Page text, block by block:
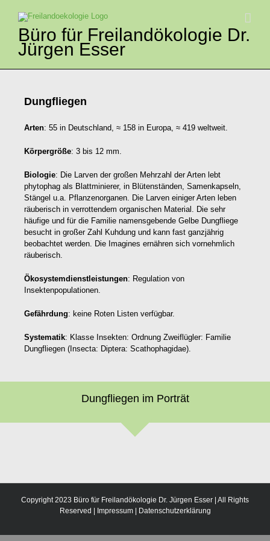
springenBüro für Freilandökologie Dr.
Jürgen Esser
Dungfliegen
Arten: 55 in Deutschland, ≈ 158 in Europa, ≈ 419 weltweit.
Körpergröße: 3 bis 12 mm.
Biologie: Die Larven der großen Mehrzahl der Arten lebt
phytophag als Blattminierer, in Blütenständen, Samenkapseln,
Stängel u.a. Pflanzenorganen. Die Larven einiger Arten leben
räuberisch in verrottendem organischen Material. Die sehr
häufige und für die Familie namensgebende Gelbe Dungfliege
besucht in großer Zahl Kuhdung und kann fast ganzjährig
beobachtet werden. Die Imagines ernähren sich vornehmlich
räuberisch.
Ökosystemdienstleistungen: Regulation von
Insektenpopulationen.
Gefährdung: keine Roten Listen verfügbar.
Systematik: Klasse Insekten: Ordnung Zweiflügler: Familie
Dungfliegen (Insecta: Diptera: Scathophagidae).
Dungfliegen im Porträt
Copyright 2023 Büro für Freilandökologie Dr. Jürgen Esser | All Rights
Reserved | Impressum| Datenschutzerklärung